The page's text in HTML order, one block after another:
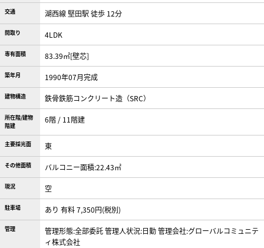
交通 湖西線 堅田駅 徒歩 12分
間取り 4LDK
専有面積 83.39㎡[壁芯]
築年月 1990年07月完成
建物構造 鉄骨鉄筋コンクリート造（SRC）
所在階/建物
階建
6階 / 11階建
主要採光面 東
その他面積 バルコニー面積:22.43㎡
現況 空
駐車場 あり 有料 7,350円(税別)
管理
管理形態:全部委託 管理人状況:日勤 管理会社:グローバルコミュニテ
ィ株式会社